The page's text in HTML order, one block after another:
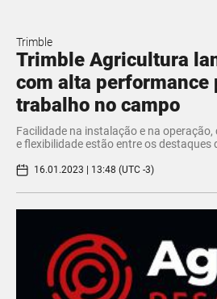
Trimble
Trimble Agricultura
com alta performance
trabalho no campo
Facilidade na instalação e na
e flexibilidade estão entre os
16.01.2023 | 13:48 (UTC -3)